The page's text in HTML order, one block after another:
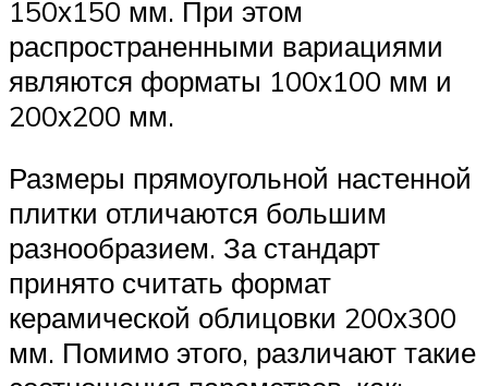
150х150 мм. При этом
распространенными вариациями
являются форматы 100х100 мм и
200х200 мм.
Размеры прямоугольной настенной
плитки отличаются большим
разнообразием. За стандарт
принято считать формат
керамической облицовки 200х300
мм. Помимо этого, различают такие